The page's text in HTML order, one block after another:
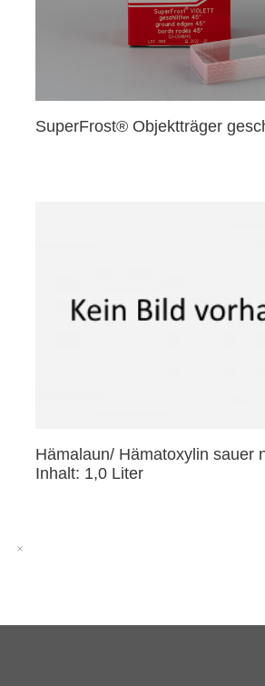
SuperFrost® Objektträger
Hämalaun/ Hämatoxylin sauer
Inhalt: 1,0 Liter